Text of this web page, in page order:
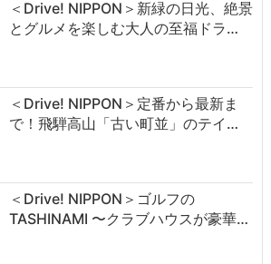
＜Drive! NIPPON＞新緑の日光、絶景
とグルメを楽しむ大人の至福ドラ…
＜Drive! NIPPON＞定番から最新ま
で！飛騨高山「古い町並」のテイ…
＜Drive! NIPPON＞ゴルフの
TASHINAMI 〜クラブハウスが豪華…